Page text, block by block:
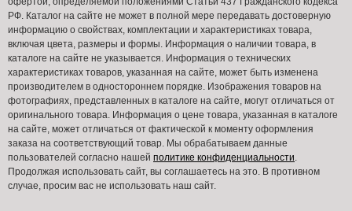
РФ. Каталог на сайте не может в полной мере передавать достоверную
информацию о свойствах, комплектации и характеристиках товара,
включая цвета, размеры и формы. Информация о наличии товара, в
каталоге на сайте не указывается. Информация о технических
характеристиках товаров, указанная на сайте, может быть изменена
производителем в одностороннем порядке. Изображения товаров на
фотографиях, представленных в каталоге на сайте, могут отличаться от
оригинального товара. Информация о цене товара, указанная в каталоге
на сайте, может отличаться от фактической к моменту оформления
заказа на соответствующий товар. Мы обрабатываем данные
пользователей согласно нашей политике конфиденциальности.
Продолжая использовать сайт, вы соглашаетесь на это. В противном
случае, просим вас не использовать наш сайт.